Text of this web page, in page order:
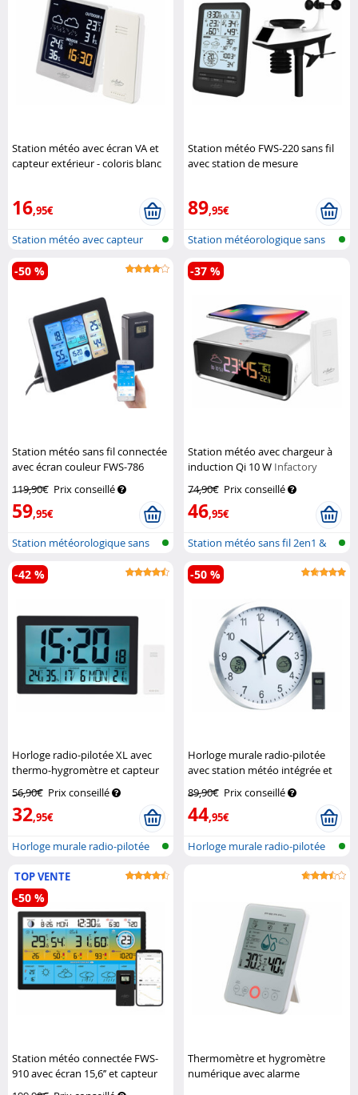
Station météo avec écran VA et
capteur extérieur - coloris blanc
16,95€
Station météo avec capteur
extérieu...
Station météo FWS-220 sans fil
avec station de mesure
89,95€
Station météorologique sans
fil ave...
Station météo sans fil connectée
avec écran couleur FWS-786
119,90€ Prix conseillé
59,95€
-50 %
Station météorologique sans
fil ave...
Station météo avec chargeur à
induction Qi 10 W Infactory
74,90€ Prix conseillé
46,95€
-37 %
Station météo sans fil 2en1 &
charg...
Horloge radio-pilotée XL avec
thermo-hygromètre et capteur
56,90€ Prix conseillé
32,95€
-42 %
Horloge murale radio-pilotée
Horloge murale radio-pilotée
avec station météo intégrée et
89,90€ Prix conseillé
44,95€
-50 %
Horloge murale radio-pilotée
TOP VENTE
Station météo connectée FWS-
910 avec écran 15,6’’ et capteur
-50 %
Thermomètre et hygromètre
numérique avec alarme